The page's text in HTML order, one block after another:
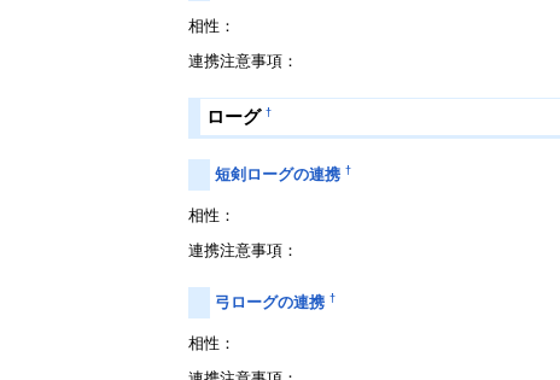
相性：
連携注意事項：
ローグ †
短剣ローグの連携 †
相性：
連携注意事項：
弓ローグの連携 †
相性：